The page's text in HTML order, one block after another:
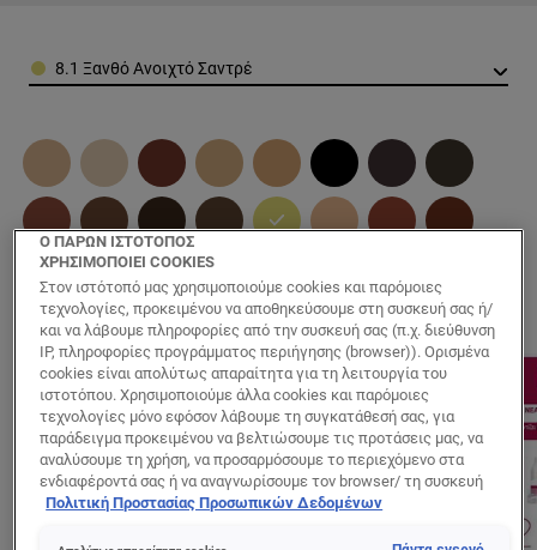
Color8.1 Ξανθό Ανοιχτό Σαντρέ
Ο ΠΑΡΩΝ ΙΣΤΟΤΟΠΟΣ
ΧΡΗΣΙΜΟΠΟΙΕΙ COOKIES
Στον ιστότοπό μας χρησιμοποιούμε cookies και παρόμοιες
τεχνολογίες, προκειμένου να αποθηκεύσουμε στη συσκευή σας ή/
και να λάβουμε πληροφορίες από την συσκευή σας (π.χ. διεύθυνση
IP, πληροφορίες προγράμματος περιήγησης (browser)). Ορισμένα
cookies είναι απολύτως απαραίτητα για τη λειτουργία του
ιστοτόπου. Χρησιμοποιούμε άλλα cookies και παρόμοιες
τεχνολογίες μόνο εφόσον λάβουμε τη συγκατάθεσή σας, για
παράδειγμα προκειμένου να βελτιώσουμε τις προτάσεις μας, να
αναλύσουμε τη χρήση, να προσαρμόσουμε το περιεχόμενο στα
ενδιαφέροντά σας ή να αναγνωρίσουμε τον browser/ τη συσκευή
σας για τη δημιουργία προφίλ με τα ενδιαφέροντά σας και να σας
διαδικτυακές προτάσεις. Μπορείτε να αποδεχθείτε cookies τα
Πολιτική Προστασίας Προσωπικών Δεδομένων